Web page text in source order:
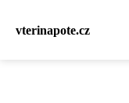
vterinapote.cz